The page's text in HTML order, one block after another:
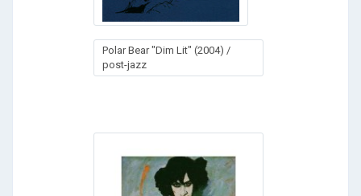
Polar Bear "Dim Lit" (2004) /
post-jazz